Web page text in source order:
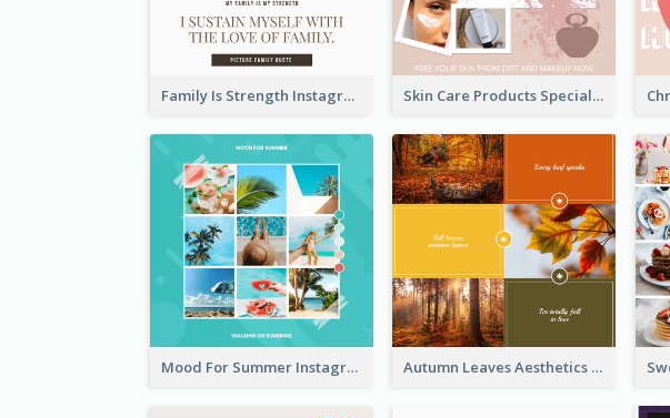
Family Is Strength Instagram Post Skin Care Products Special Sale Instagram Post
Mood For Summer Instagram Post Autumn Leaves Aesthetics Instagram Post